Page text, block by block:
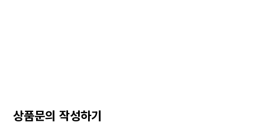
상품문의 작성하기